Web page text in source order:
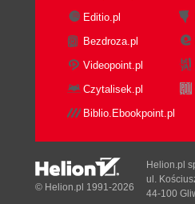
Editio.pl
Bezdroza.pl
Videopoint.pl
Czytalisek.pl
Biblio.Ebookpoint.pl
© Helion.pl 1991-2026
Helion.pl
ul.
44-100